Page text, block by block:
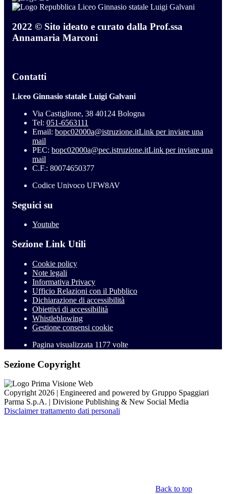
Liceo Ginnasio statale Luigi Galvani
2022 © Sito ideato e curato dalla Prof.ssa
Annamaria Marconi
Contatti
Liceo Ginnasio statale Luigi Galvani
Via Castiglione, 38 40124 Bologna
Tel: 051-6563111
Email: bopc02000a@istruzione.itLink per inviare una
mail
PEC: bopc02000a@pec.istruzione.itLink per inviare una
mail
C.F.: 80074650377
Codice Univoco UFW8AV
Seguici su
Youtube
Sezione Link Utili
Cookie policy
Note legali
Informativa Privacy
Ufficio Relazioni con il Pubblico
Dichiarazione di accessibilità
Obiettivi di accessibilità
Whistleblowing
Gestione consensi cookie
Pagina visualizzata 1177 volte
Sezione Copyright
Copyright 2026 | Engineered and powered by Gruppo Spaggiari
Parma S.p.A. | Divisione Publishing & New Social Media
Disclaimer trattamento dati personali
Back to top